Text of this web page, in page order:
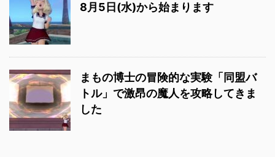
8月5日(水)から始まります
まもの博士の冒険的な実験「同盟バ
トル」で激昂の魔人を攻略してきま
した